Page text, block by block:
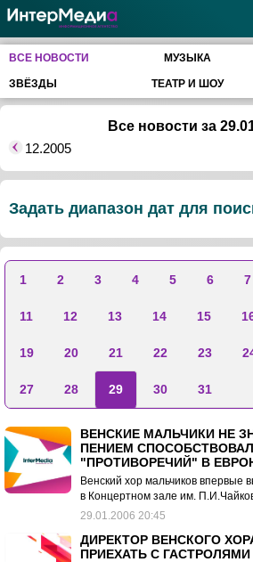
ВСЕ НОВОСТИ МУЗЫКА
ЗВЁЗДЫ ТЕАТР И ШОУ
Все новости за
12.2005
Задать диапазон дат для
1 2 3 4 5 6 7
11 12 13 14 15
19 20 21 22 23
27 28 29 30 31
ВЕНСКИЕ МАЛЬЧИКИ НЕ
ПЕНИЕМ
"ПРОТИВОРЕЧИЙ" В
Венский хор мальчиков впервые
в Концертном зале им.
29.01.2006 20:45
ДИРЕКТОР ВЕНСКОГО
ПРИЕХАТЬ С